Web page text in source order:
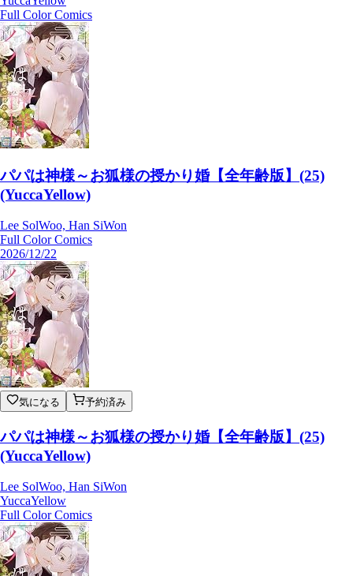
Full Color Comics
パパは神様～お狐様の授かり婚【全年齢版】(25)
(YuccaYellow)
Lee SolWoo, Han SiWon
Full Color Comics
2026/12/22
気になる 予約済み
パパは神様～お狐様の授かり婚【全年齢版】(25)
(YuccaYellow)
Lee SolWoo, Han SiWon
YuccaYellow
Full Color Comics